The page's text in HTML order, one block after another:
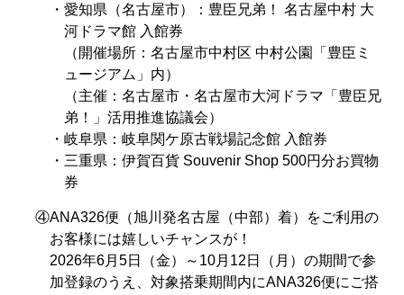
・愛知県（名古屋市）：豊臣兄弟！ 名古屋中村 大
河ドラマ館 入館券
（開催場所：名古屋市中村区 中村公園「豊臣ミ
ュージアム」内）
（主催：名古屋市・名古屋市大河ドラマ「豊臣兄
弟！」活用推進協議会）
・岐阜県：岐阜関ケ原古戦場記念館 入館券
・三重県：伊賀百貨 Souvenir Shop 500円分お買物
券
④ANA326便（旭川発名古屋（中部）着）をご利用の
お客様には嬉しいチャンスが！
2026年6月5日（金）～10月12日（月）の期間で参
加登録のうえ、対象搭乗期間内にANA326便にご搭